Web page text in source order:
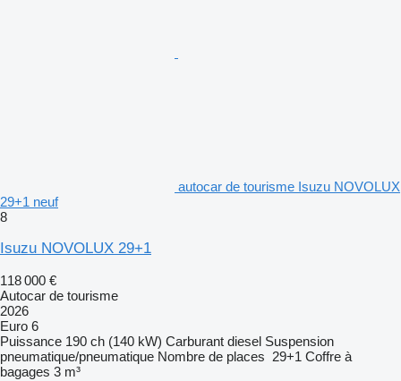
autocar de tourisme Isuzu NOVOLUX
29+1 neuf
8
Isuzu NOVOLUX 29+1
118 000 €
Autocar de tourisme
2026
Euro 6
Puissance 190 ch (140 kW) Carburant diesel Suspension
pneumatique/pneumatique Nombre de places 29+1 Coffre à
bagages 3 m³